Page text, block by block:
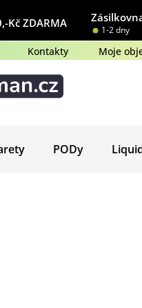
Kč ZDARMA
1-2 dny
Kontakty Moje
PODy